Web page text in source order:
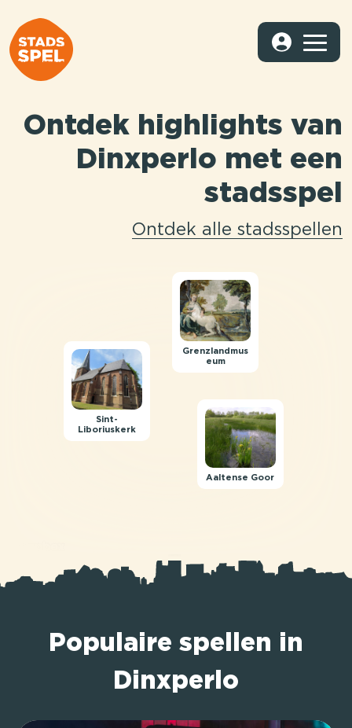
Ontdek highlights van
Dinxperlo met een
stadsspel
Ontdek alle stadsspellen
Grenzlandmus
eum
Sint-
Liboriuskerk
Aaltense Goor
Populaire spellen in
Dinxperlo